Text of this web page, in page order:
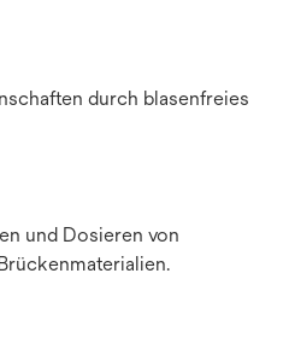
durch blasenfreies
und Dosieren von